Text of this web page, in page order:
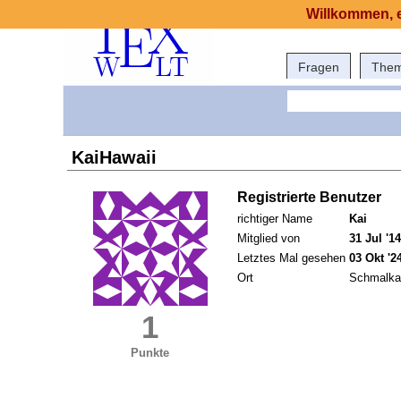
Fragen
KaiHawaii
1
Punkte
Registrierte Benutzer
richtiger Name
Kai
Mitglied von
31 Jul
Letztes Mal gesehen 03 Okt
Ort
Willkommen,